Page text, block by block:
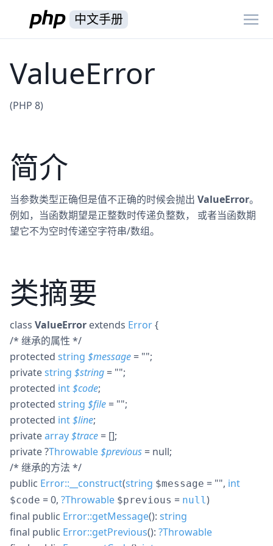
中文手册
ValueError
(PHP 8)
简介
当参数类型正确但是值不正确的时候会抛出 ValueError。
例如，当函数期望是正整数时传递负整数， 或者当函数期
望它不为空时传递空字符串/数组。
类摘要
class ValueError extends Error{
/* 继承的属性 */
protected string $message = "";
privatestring $string = "";
protected int$code;
protected string $file = "";
protected int$line;
privatearray$trace = [];
private?Throwable$previous = null;
/* 继承的方法 */
public Error::__construct(string $message = "", int
$code = 0, ?Throwable $previous = null)
final public Error::getMessage(): string
final public Error::getPrevious(): ?Throwable